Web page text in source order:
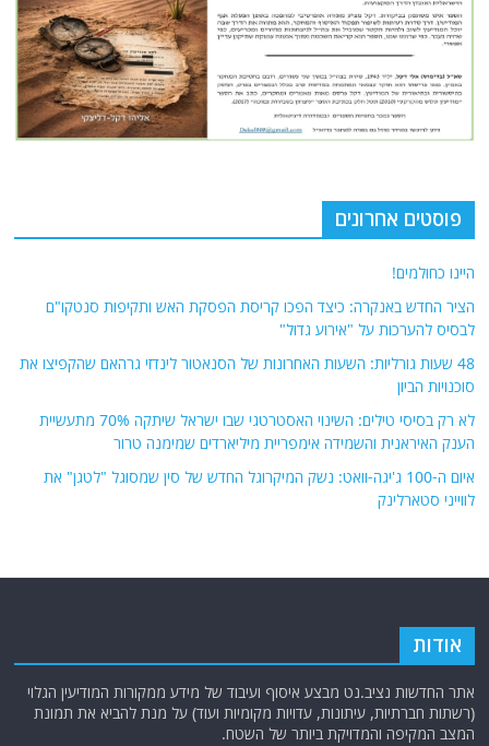
פוסטים אחרונים
היינו כחולמים!
הציר החדש באנקרה: כיצד הפכו קריסת הפסקת האש ותקיפות סנטקו"ם
לבסיס להערכות על "אירוע גדול"
48 שעות גורליות: השעות האחרונות של הסנאטור לינדזי גרהאם שהקפיצו את
סוכנויות הביון
לא רק בסיסי טילים: השינוי האסטרטגי שבו ישראל שיתקה 70% מתעשיית
הענק האיראנית והשמידה אימפריית מיליארדים שמימנה טרור
איום ה-100 ג'יגה-וואט: נשק המיקרוגל החדש של סין שמסוגל "לטגן" את
לווייני סטארלינק
אודות
אתר החדשות נציב.נט מבצע איסוף ועיבוד של מידע ממקורות המודיעין הגלוי
(רשתות חברתיות, עיתונות, עדויות מקומיות ועוד) על מנת להביא את תמונת
המצב המקיפה והמדויקת ביותר של השטח.